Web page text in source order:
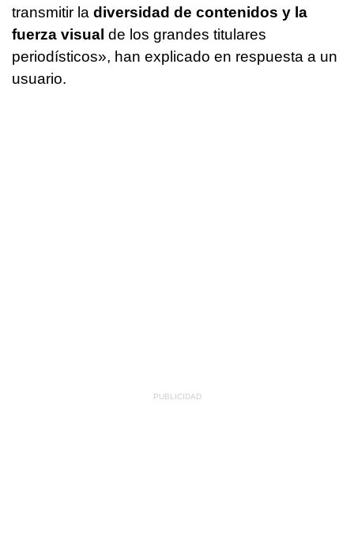
transmitir la diversidad de contenidos y la
fuerza visual de los grandes titulares
periodísticos», han explicado en respuesta a un
usuario.